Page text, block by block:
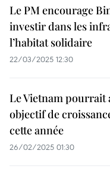
Le PM encourage
investir dans les
l’habitat solidaire
22/03/2025 12:30
Le Vietnam pourrait
objectif de
cette année
26/02/2025 01:30